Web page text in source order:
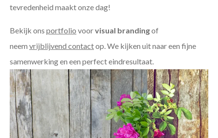
tevredenheid maakt onze dag!
Bekijk ons portfolio voorvisual brandingof
neem vrijblijvend contactop. We kijken uit naar een fijne
samenwerking en een perfect eindresultaat.